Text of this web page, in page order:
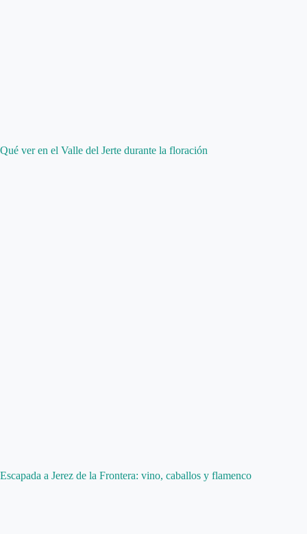
Qué ver en el Valle del Jerte durante la floración
Escapada a Jerez de la Frontera: vino, caballos y flamenco